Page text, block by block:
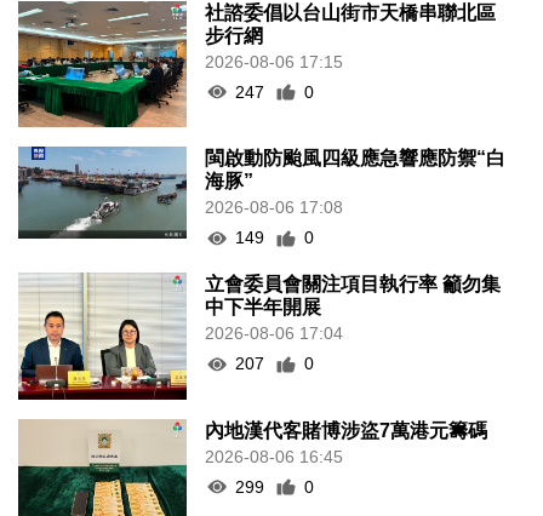
社諮委倡以台山街市天橋串聯北區
步行網
2026-08-06 17:15
247
0
閩啟動防颱風四級應急響應防禦“白
海豚”
2026-08-06 17:08
149
0
立會委員會關注項目執行率 籲勿集
中下半年開展
2026-08-06 17:04
207
0
內地漢代客賭博涉盜7萬港元籌碼
2026-08-06 16:45
299
0